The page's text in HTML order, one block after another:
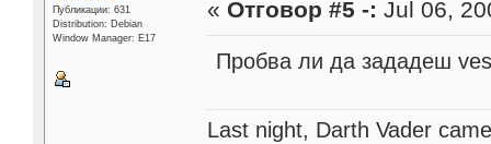
Публикации: 631
Distribution: Debian
Window Manager: E17
« Отговор #5 -: Jul 06,
Пробва ли да зададеш
Last night, Darth Vader